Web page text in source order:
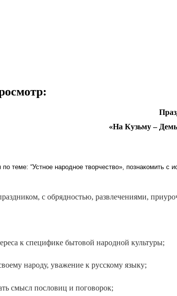
«На Кузьму –
теме: “Устное народное творчество», познакомить
с обрядностью, развлечениями,
к специфике бытовой народной культуры;
народу, уважение к русскому языку;
смысл пословиц и поговорок;